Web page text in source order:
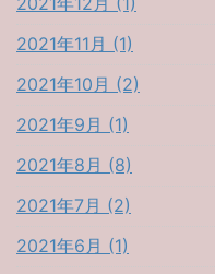
2021年11月 (1)
2021年10月 (2)
2021年9月 (1)
2021年8月 (8)
2021年7月 (2)
2021年6月 (1)